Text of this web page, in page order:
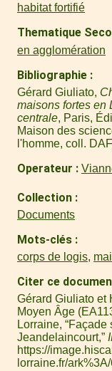
habitat fortifié
Thematique
en agglomération
Bibliographie
Gérard Giuliato,
maisons fortes en
centrale, Paris,
Maison des
l'homme, coll.
Operateur
Collection
Documents
Mots-clés
corps de logis,
Citer ce
Gérard Giuliato et
Moyen Âge
Lorraine,
Jeandelaincourt,”
https://
lorraine.fr/